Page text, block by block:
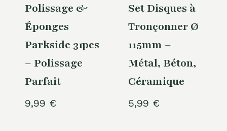
Polissage &
Éponges
Parkside 31pcs
– Polissage
Parfait
9,99 €
Set Disques à
Tronçonner Ø
115mm –
Métal, Béton,
Céramique
5,99 €